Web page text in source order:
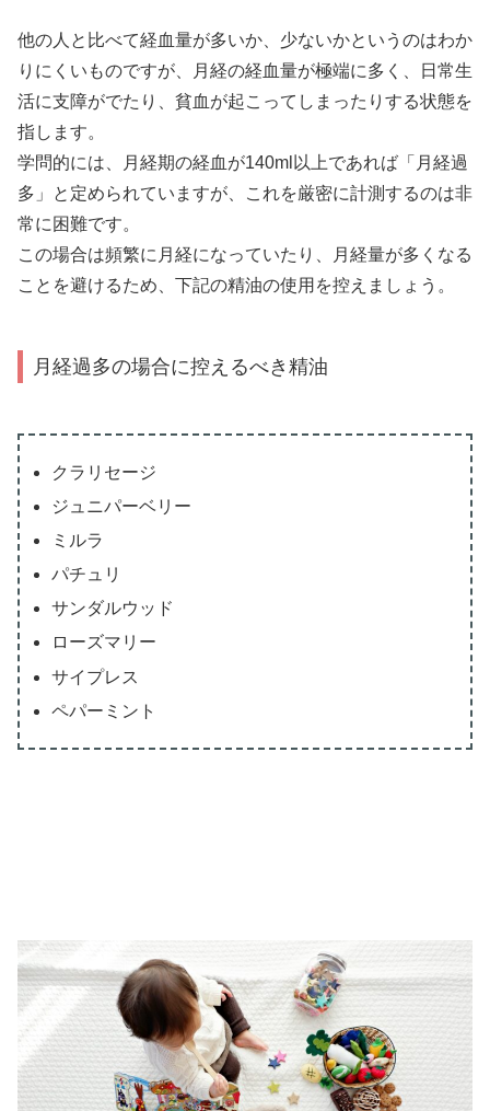
他の人と比べて経血量が多いか、少ないかというのはわか
りにくいものですが、月経の経血量が極端に多く、日常生
活に支障がでたり、貧血が起こってしまったりする状態を
指します。
学問的には、月経期の経血が140ml以上であれば「月経過
多」と定められていますが、これを厳密に計測するのは非
常に困難です。
この場合は頻繁に月経になっていたり、月経量が多くなる
ことを避けるため、下記の精油の使用を控えましょう。
月経過多の場合に控えるべき精油
クラリセージ
ジュニパーベリー
ミルラ
パチュリ
サンダルウッド
ローズマリー
サイプレス
ペパーミント